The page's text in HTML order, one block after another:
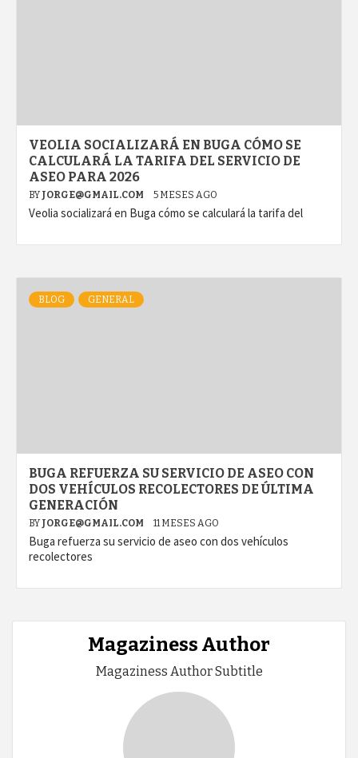
VEOLIA SOCIALIZARÁ EN BUGA CÓMO SE
CALCULARÁ LA TARIFA DEL SERVICIO DE
ASEO PARA 2026
BY JORGE@GMAIL.COM 5 MESES AGO
Veolia socializará en Buga cómo se calculará la tarifa del
BLOG GENERAL
BUGA REFUERZA SU SERVICIO DE ASEO CON
DOS VEHÍCULOS RECOLECTORES DE ÚLTIMA
GENERACIÓN
BY JORGE@GMAIL.COM 11 MESES AGO
Buga refuerza su servicio de aseo con dos vehículos
recolectores
Magaziness Author
Magaziness Author Subtitle